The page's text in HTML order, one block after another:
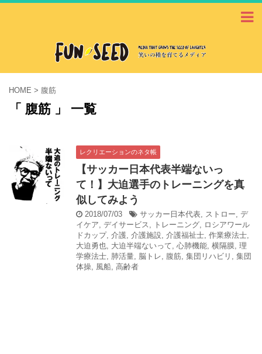
HOME > 腹筋
「 腹筋 」 一覧
レクリエーションのネタ帳
【サッカー日本代表半端ないっ
て！】大迫選手のトレーニングを真
似してみよう
2018/07/03 サッカー日本代表, ストロー, デ
イケア, デイサービス, トレーニング, ロシアワール
ドカップ, 介護, 介護施設, 介護福祉士, 作業療法士,
大迫勇也, 大迫半端ないって, 心肺機能, 横隔膜, 理
学療法士, 肺活量, 脳トレ, 腹筋, 集団リハビリ , 集団
体操, 風船, 高齢者